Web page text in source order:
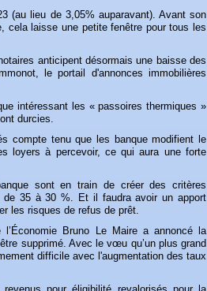
(au lieu de 3,05% auparavant). Avant son
cela laisse une petite fenêtre pour tous les
anticipent désormais une baisse des
le portail d'annonces immobilières
intéressant les « passoires thermiques »
durcies.
compte tenu que les banque modifient le
loyers à percevoir, ce qui aura une forte
sont en train de créer des critères
de 35 à 30 %. Et il faudra avoir un apport
les risques de refus de prêt.
Bruno Le Maire a annoncé la
supprimé. Avec le vœu qu’un plus grand
difficile avec l'augmentation des taux